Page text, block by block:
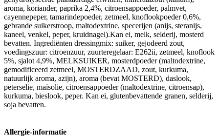
aroma, koriander, paprika 2,4%, citroensap­poeder, palmvet,
cayennepeper, tamarindepoeder, zetmeel, knoflookpoeder 0,6%,
gebrande suikerstroop, maltodextrine, specerijen (anijs, steranijs,
kaneel, venkel, peper, kruidnagel).Kan ei, melk, selderij, mosterd
bevatten. Ingrediënten dressingmix: suiker, gejodeerd zout,
voedingszuur: citroenzuur, zuurteregelaar: E262ii, zetmeel, knoflook
5%, sjalot 4,9%, MELKSUIKER, mosterdpoeder (maltodextrine,
gemodificeerd zetmeel, MOSTERDZAAD, zout, kurkuma,
natuurlijk aroma, azijn), aroma (bevat MOSTERD), daslook,
peterselie, maïsolie, citroen­sappoeder (maltodextrine, citroensap),
kurkuma, bieslook, peper. Kan ei, glutenbevattende granen, selderij,
soja bevatten.
Allergie-informatie